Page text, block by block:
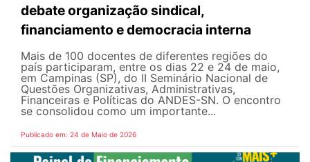
debate organização sindical,
financiamento e democracia interna
Mais de 100 docentes de diferentes regiões do
país participaram, entre os dias 22 e 24 de maio,
em Campinas (SP), do II Seminário Nacional de
Questões Organizativas, Administrativas,
Financeiras e Políticas do ANDES-SN. O encontro
se consolidou como um importante...
Publicado em: 24 de Maio de 2026